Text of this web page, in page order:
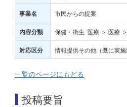
事業名 市民からの提案
内容分類 保健・衛生･医療 ＞ 医療
対応区分 情報提供その他（既に実施
一覧のページにもどる
投稿要旨